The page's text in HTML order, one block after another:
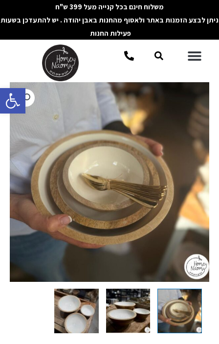
פתח
לתוכן
משלוח חינם בכל קנייה מעל 399 ש"ח
ניתן לבצע הזמנות באתר ולאסוף מהחנות באבן יהודה . יש להתעדכן בשעות
פעילות החנות
תפריטחיפוש
קערת
בציפוי
לבן